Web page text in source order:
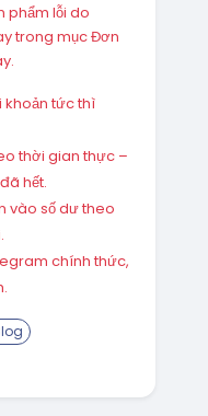
phẩm lỗi do
trong mục Đơn
khoản tức thì
thời gian thực –
hết.
vào số dư theo
chính thức,